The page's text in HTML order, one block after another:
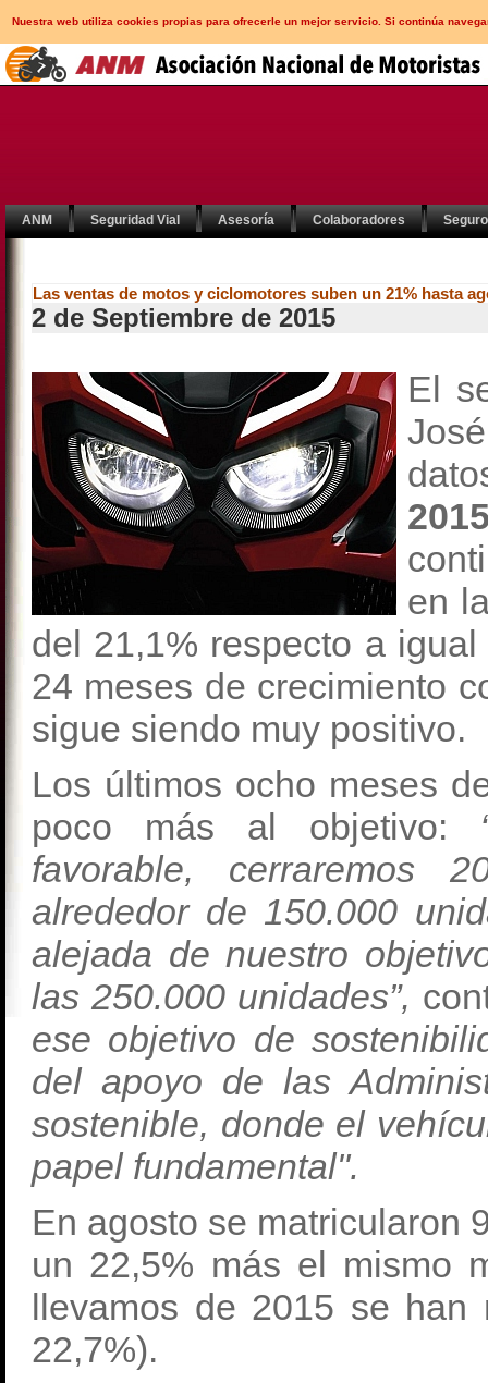
Nuestra web utiliza cookies propias para ofrecerle un mejor servicio. Si continúa
ANM Seguridad Vial Asesoría Colaboradores
Las ventas de motos y ciclomotores suben un 21% hasta
2 de Septiembre de 2015
El
en
del 21,1% respecto a
24 meses de crecimiento
sigue siendo muy positivo.
Los últimos ocho meses
poco más al objetivo:
favorable, cerraremos
alrededor de 150.000
alejada de nuestro
las 250.000 unidades”,
ese objetivo de
del apoyo de las
sostenible, donde el
papel fundamental".
En agosto se matricularon
un 22,5% más el mismo
llevamos de 2015 se han
22,7%).